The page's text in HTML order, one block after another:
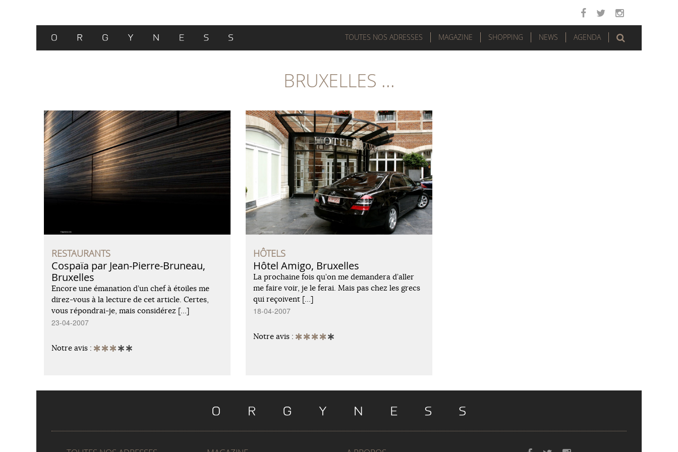
TOUTES NOS ADRESSES MAGAZINE SHOPPING NEWS AGENDA
BRUXELLES ...
RESTAURANTS
Cospaïa par Jean-Pierre-Bruneau,
Bruxelles
Encore une émanation d’un chef à étoiles me
direz-vous à la lecture de cet article. Certes,
vous répondrai-je, mais considérez […]
23-04-2007
Notre avis :
HÔTELS
Hôtel Amigo, Bruxelles
La prochaine fois qu’on me demandera d’aller
me faire voir, je le ferai. Mais pas chez les grecs
qui reçoivent […]
18-04-2007
Notre avis :